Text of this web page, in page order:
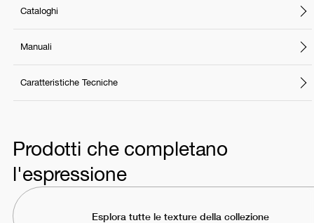
Cataloghi
Manuali
Caratteristiche Tecniche
Prodotti che completano
l'espressione
Esplora tutte le texture della collezione